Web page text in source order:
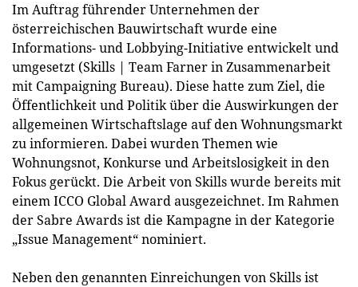
Im Auftrag führender Unternehmen der
österreichischen Bauwirtschaft wurde eine
Informations- und Lobbying-Initiative entwickelt und
umgesetzt (Skills | Team Farner in Zusammenarbeit
mit Campaigning Bureau). Diese hatte zum Ziel, die
Öffentlichkeit und Politik über die Auswirkungen der
allgemeinen Wirtschaftslage auf den Wohnungsmarkt
zu informieren. Dabei wurden Themen wie
Wohnungsnot, Konkurse und Arbeitslosigkeit in den
Fokus gerückt. Die Arbeit von Skills wurde bereits mit
einem ICCO Global Award ausgezeichnet. Im Rahmen
der Sabre Awards ist die Kampagne in der Kategorie
„Issue Management“ nominiert.
Neben den genannten Einreichungen von Skills ist